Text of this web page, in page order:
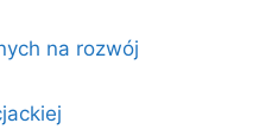
na rozwój